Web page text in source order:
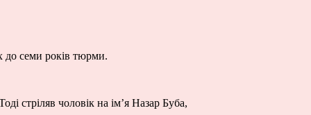
до семи років тюрми.
стріляв чоловік на ім’я Назар Буба,